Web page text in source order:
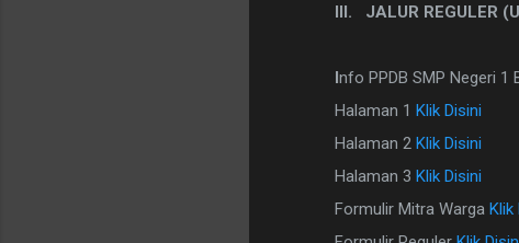
III.
JALUR REGULER
Info PPDB SMP Negeri 1
Halaman 1 Klik Disini
Halaman 2 Klik Disini
Halaman 3 Klik Disini
Formulir Mitra Warga Klik